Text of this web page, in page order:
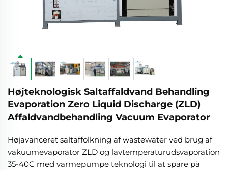
Højteknologisk Saltaffaldvand Behandling
Evaporation Zero Liquid Discharge (ZLD)
Affaldvandbehandling Vacuum Evaporator
Højavanceret saltaffolkning af wastewater ved brug af
vakuumevaporator ZLD og lavtemperaturudsvaporation
35-40C med varmepumpe teknologi til at spare på